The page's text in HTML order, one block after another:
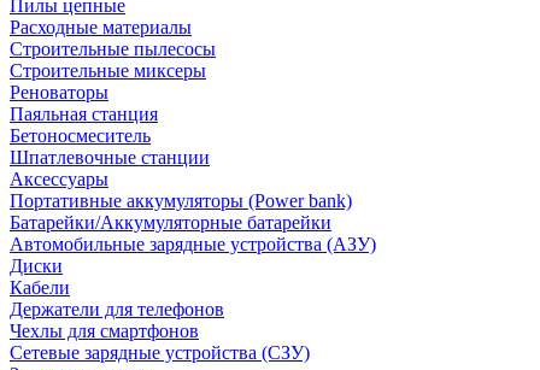
Пилы цепные
Расходные материалы
Строительные пылесосы
Строительные миксеры
Реноваторы
Паяльная станция
Бетоносмеситель
Шпатлевочные станции
Аксессуары
Портативные аккумуляторы (Power bank)
Батарейки/Аккумуляторные батарейки
Автомобильные зарядные устройства (АЗУ)
Диски
Кабели
Держатели для телефонов
Чехлы для смартфонов
Сетевые зарядные устройства (СЗУ)